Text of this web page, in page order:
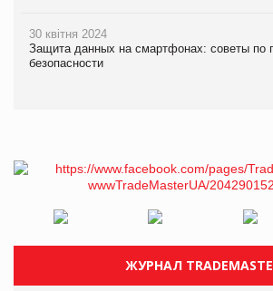
30 квітня 2024
Защита данных на смартфонах: советы по
безопасности
ЖУРНАЛ